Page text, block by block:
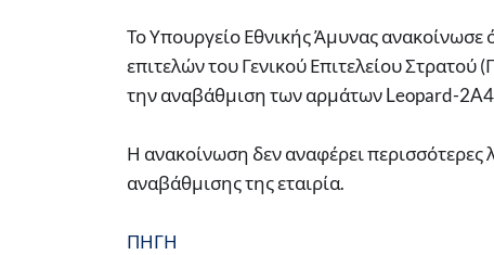
Το Υπουργείο Εθνικής Άμυνας ανακοίνωσε
επιτελών του Γενικού Επιτελείου Στρατού
την αναβάθμιση των αρμάτων Leopard-2A4
Η ανακοίνωση δεν αναφέρει περισσότερες
αναβάθμισης της εταιρία.
ΠΗΓΗ